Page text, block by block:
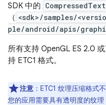
SDK 中的
（ <sdk>/samples/
ple/android/apis/
所有支持 OpenGL ES 2.0
持 ETC1 格式。
注意 ：ETC1 纹理压缩格式
您的应用需要具有透明度的纹